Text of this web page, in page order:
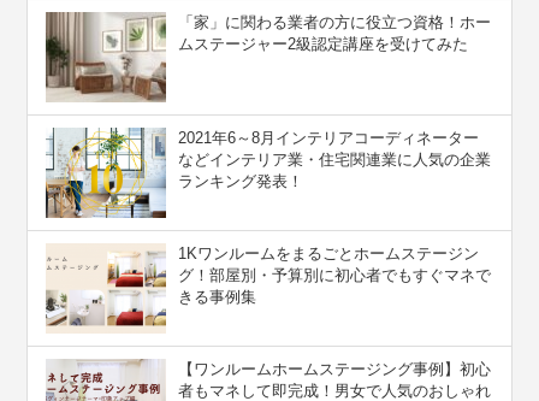
「家」に関わる業者の方に役立つ資格！ホー
ムステージャー2級認定講座を受けてみた
2021年6～8月インテリアコーディネーター
などインテリア業・住宅関連業に人気の企業
ランキング発表！
1Kワンルームをまるごとホームステージン
グ！部屋別・予算別に初心者でもすぐマネで
きる事例集
【ワンルームホームステージング事例】初心
者もマネして即完成！男女で人気のおしゃれ